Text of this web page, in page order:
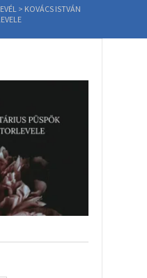
> KOVÁCS ISTVÁN